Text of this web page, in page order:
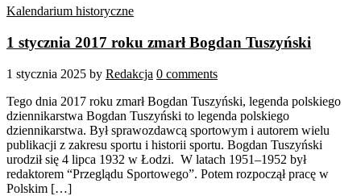
Kalendarium historyczne
1 stycznia 2017 roku zmarł Bogdan Tuszyński
1 stycznia 2025 by Redakcja 0 comments
Tego dnia 2017 roku zmarł Bogdan Tuszyński, legenda polskiego
dziennikarstwa Bogdan Tuszyński to legenda polskiego
dziennikarstwa. Był sprawozdawcą sportowym i autorem wielu
publikacji z zakresu sportu i historii sportu. Bogdan Tuszyński
urodził się 4 lipca 1932 w Łodzi. W latach 1951–1952 był
redaktorem “Przeglądu Sportowego”. Potem rozpoczął pracę w
Polskim […]